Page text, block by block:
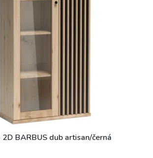
BARBUS dub artisan/černá